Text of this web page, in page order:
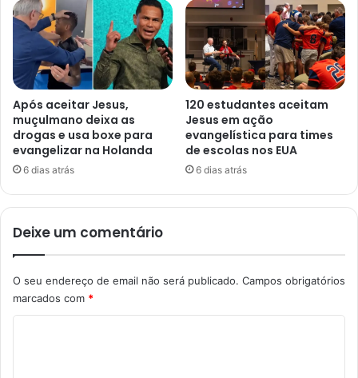
Após aceitar Jesus,
muçulmano deixa as
drogas e usa boxe para
evangelizar na Holanda
6 dias atrás
120 estudantes aceitam
Jesus em ação
evangelística para times
de escolas nos EUA
6 dias atrás
Deixe um comentário
O seu endereço de email não será publicado. Campos obrigatórios
marcados com *